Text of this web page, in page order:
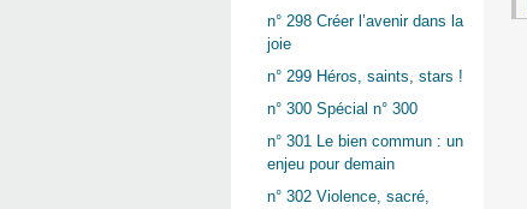
n° 298 Créer l’avenir dans la
joie
n° 299 Héros, saints, stars !
n° 300 Spécial n° 300
n° 301 Le bien commun : un
enjeu pour demain
n° 302 Violence, sacré,